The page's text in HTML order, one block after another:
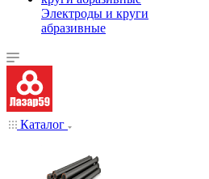
Электроды и круги
абразивные
Каталог